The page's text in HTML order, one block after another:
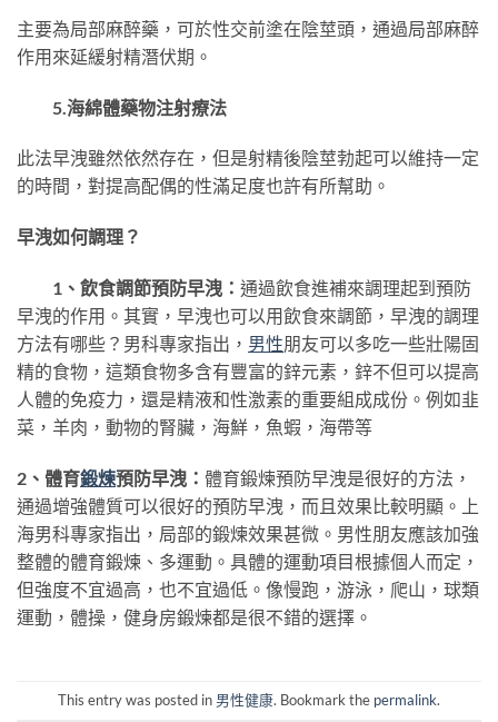
主要為局部麻醉藥，可於性交前塗在陰莖頭，通過局部麻醉
作用來延緩射精潛伏期。
5.海綿體藥物注射療法
此法早洩雖然依然存在，但是射精後陰莖勃起可以維持一定
的時間，對提高配偶的性滿足度也許有所幫助。
早洩如何調理？
1、飲食調節預防早洩： 通過飲食進補來調理起到預防
早洩的作用。其實，早洩也可以用飲食來調節，早洩的調理
方法有哪些？男科專家指出， 男性朋友可以多吃一些壯陽固
精的食物，這類食物多含有豐富的鋅元素，鋅不但可以提高
人體的免疫力，還是精液和性激素的重要組成成份。例如韭
菜，羊肉，動物的腎臟，海鮮，魚蝦，海帶等
2、體育鍛煉預防早洩： 體育鍛煉預防早洩是很好的方法，
通過增強體質可以很好的預防早洩，而且效果比較明顯。上
海男科專家指出，局部的鍛煉效果甚微。男性朋友應該加強
整體的體育鍛煉、多運動。具體的運動項目根據個人而定，
但強度不宜過高，也不宜過低。像慢跑，游泳，爬山，球類
運動，體操，健身房鍛煉都是很不錯的選擇。
This entry was posted in 男性健康. Bookmark the permalink.